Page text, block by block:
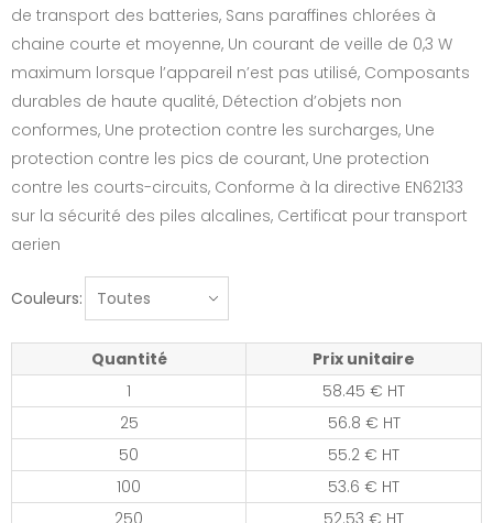
de transport des batteries, Sans paraffines chlorées à
chaine courte et moyenne, Un courant de veille de 0,3 W
maximum lorsque l’appareil n’est pas utilisé, Composants
durables de haute qualité, Détection d’objets non
conformes, Une protection contre les surcharges, Une
protection contre les pics de courant, Une protection
contre les courts-circuits, Conforme à la directive EN62133
sur la sécurité des piles alcalines, Certificat pour transport
aerien
Couleurs:
Quantité
Prix unitaire
1
58.45 € HT
25
56.8 € HT
50
55.2 € HT
100
53.6 € HT